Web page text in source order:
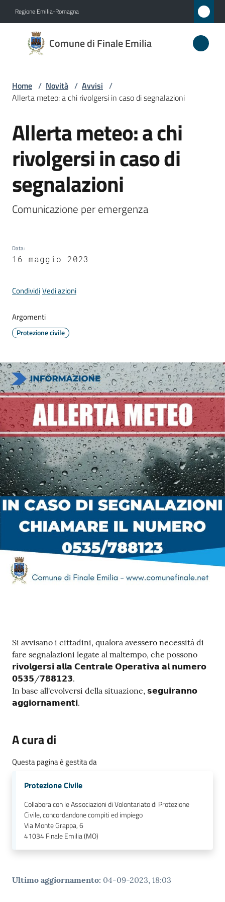
Regione Emilia-Romagna
Comune di Finale Emilia
Comune
di
Emilia
Amministrazione
Novità
Menu selezionato
Servizi
Vivere
Prenotazione
A
e
r
t
m
e
t
e
o
Sportello
telematico
SUE
gli
argomenti...
Home / Novità / Avvisi /
Allerta meteo: a chi rivolgersi in caso di segnalazioni
Salta al contenuto
Allerta meteo: a chi
rivolgersi in caso di
segnalazioni
Comunicazione per emergenza
Data:
16 maggio 2023
CondividiVedi azioni
Argomenti
Protezione civile
Contenuto
Si avvisano i cittadini, qualora avessero necessità di
fare segnalazioni legate al maltempo, che possono
𝗿𝗶𝘃𝗼𝗹𝗴𝗲𝗿𝘀𝗶 𝗮𝗹𝗹𝗮 𝗖𝗲𝗻𝘁𝗿𝗮𝗹𝗲 𝗢𝗽𝗲𝗿𝗮𝘁𝗶𝘃𝗮 𝗮𝗹 𝗻𝘂𝗺𝗲𝗿𝗼
𝟬𝟱𝟯𝟱/𝟳𝟴𝟴𝟭𝟮𝟯.
In base all'evolversi della situazione, 𝘀𝗲𝗴𝘂𝗶𝗿𝗮𝗻𝗻𝗼
𝗮𝗴𝗴𝗶𝗼𝗿𝗻𝗮𝗺𝗲𝗻𝘁𝗶.
A cura di
Questa pagina è gestita da
Protezione Civile
Collabora con le Associazioni di Volontariato di Protezione
Civile, concordandone compiti ed impiego
Via Monte Grappa, 6
41034Finale Emilia (MO)
Ultimo aggiornamento: 04-09-2023, 18:03